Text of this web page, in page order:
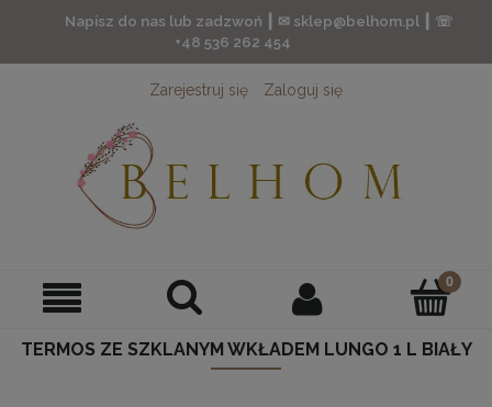
Napisz do nas lub zadzwoń ┃ ✉ sklep@belhom.pl ┃ ☏
+48 536 262 454
Zarejestruj się Zaloguj się
TERMOS ZE SZKLANYM WKŁADEM LUNGO 1 L BIAŁY